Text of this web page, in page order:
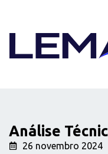
Análise
26 novembro 2024